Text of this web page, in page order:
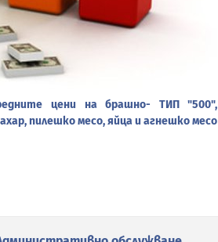
цени на брашно- ТИП "500",
пилешко месо, яйца и агнешко месо